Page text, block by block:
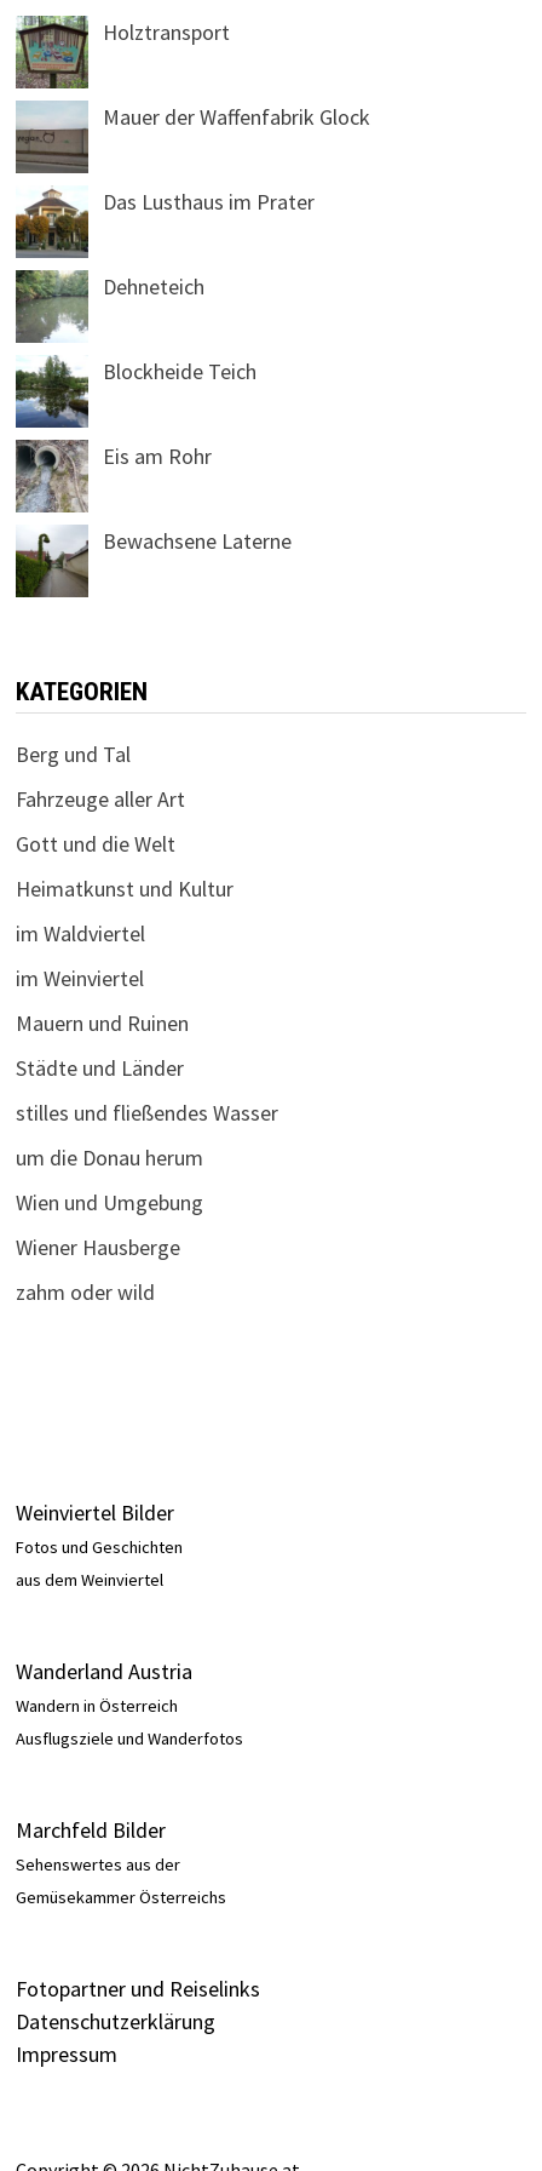
Holztransport
Mauer der Waffenfabrik Glock
Das Lusthaus im Prater
Dehneteich
Blockheide Teich
Eis am Rohr
Bewachsene Laterne
KATEGORIEN
Berg und Tal
Fahrzeuge aller Art
Gott und die Welt
Heimatkunst und Kultur
im Waldviertel
im Weinviertel
Mauern und Ruinen
Städte und Länder
stilles und fließendes Wasser
um die Donau herum
Wien und Umgebung
Wiener Hausberge
zahm oder wild
Weinviertel Bilder
Fotos und Geschichten
aus dem Weinviertel
Wanderland Austria
Wandern in Österreich
Ausflugsziele und Wanderfotos
Marchfeld Bilder
Sehenswertes aus der
Gemüsekammer Österreichs
Fotopartner und Reiselinks
Datenschutzerklärung
Impressum